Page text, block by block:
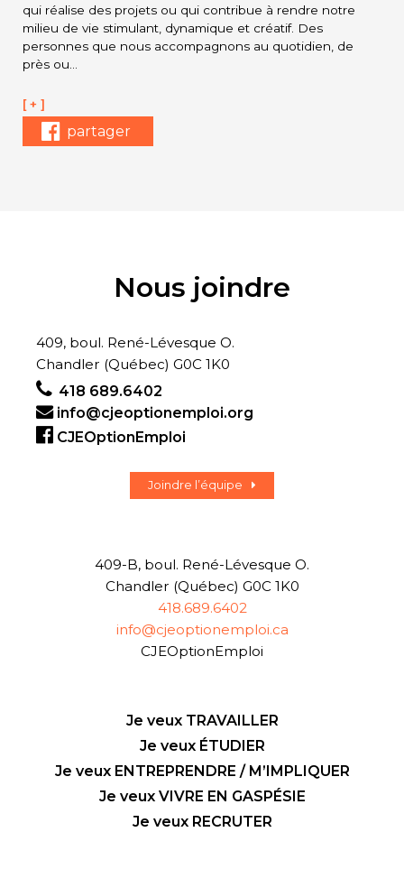
qui réalise des projets ou qui contribue à rendre notre
milieu de vie stimulant, dynamique et créatif. Des
personnes que nous accompagnons au quotidien, de
près ou…
[ + ]
partager
Nous joindre
409, boul. René-Lévesque O.
Chandler (Québec) G0C 1K0
418 689.6402
info@cjeoptionemploi.org
CJEOptionEmploi
Joindre l’équipe
409-B, boul. René-Lévesque O.
Chandler (Québec) G0C 1K0
418.689.6402
info@cjeoptionemploi.ca
CJEOptionEmploi
Je veux TRAVAILLER
Je veux ÉTUDIER
Je veux ENTREPRENDRE / M’IMPLIQUER
Je veux VIVRE EN GASPÉSIE
Je veux RECRUTER